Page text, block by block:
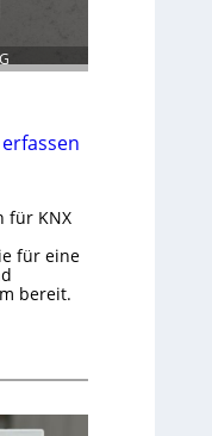
für KNX
für eine
bereit.